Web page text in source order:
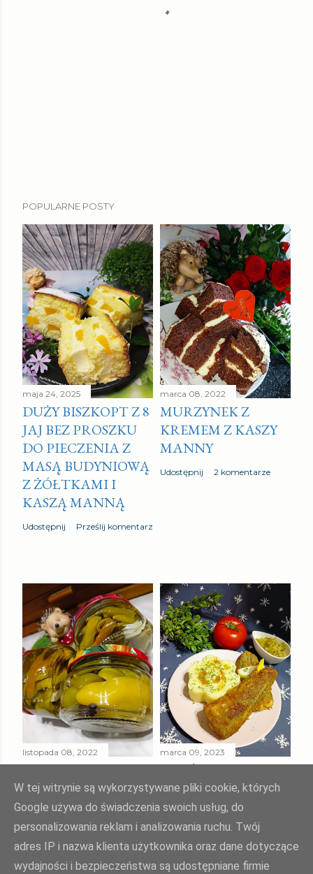
POPULARNE POSTY
maja 24, 2025
DUŻY BISZKOPT Z 8
JAJ BEZ PROSZKU
DO PIECZENIA Z
MASĄ BUDYNIOWĄ
Z ŻÓŁTKAMI I
KASZĄ MANNĄ
Udostępnij Prześlij komentarz
marca 08, 2022
MURZYNEK Z
KREMEM Z KASZY
MANNY
Udostępnij 2 komentarze
listopada 08, 2022
PAPRYKA ZIELONA
W ZALEWIE
SŁODKO - KWAŚNEJ
Udostępnij Prześlij komentarz
marca 09, 2023
SMAŻONY
MORSZCZUK
TUSZKA
Udostępnij Prześlij komentarz
W tej witrynie są wykorzystywane pliki cookie, których
Google używa do świadczenia swoich usług, do
personalizowania reklam i analizowania ruchu. Twój
adres IP i nazwa klienta użytkownika oraz dane dotyczące
wydajności i bezpieczeństwa są udostępniane firmie